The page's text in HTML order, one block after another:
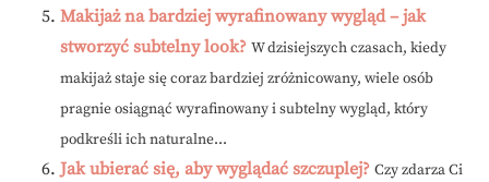
Makijaż na bardziej wyrafinowany wygląd – jak
stworzyć subtelny look? W dzisiejszych czasach, kiedy
makijaż staje się coraz bardziej zróżnicowany, wiele osób
pragnie osiągnąć wyrafinowany i subtelny wygląd, który
podkreśli ich naturalne...
Jak ubierać się, aby wyglądać szczuplej? Czy zdarza Ci